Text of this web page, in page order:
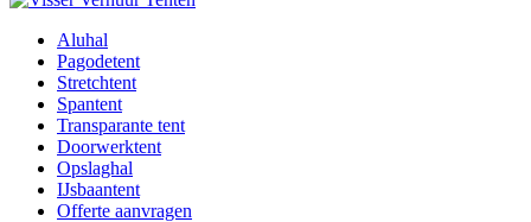
Aluhal
Pagodetent
Stretchtent
Spantent
Transparante tent
Doorwerktent
Opslaghal
IJsbaantent
Offerte aanvragen